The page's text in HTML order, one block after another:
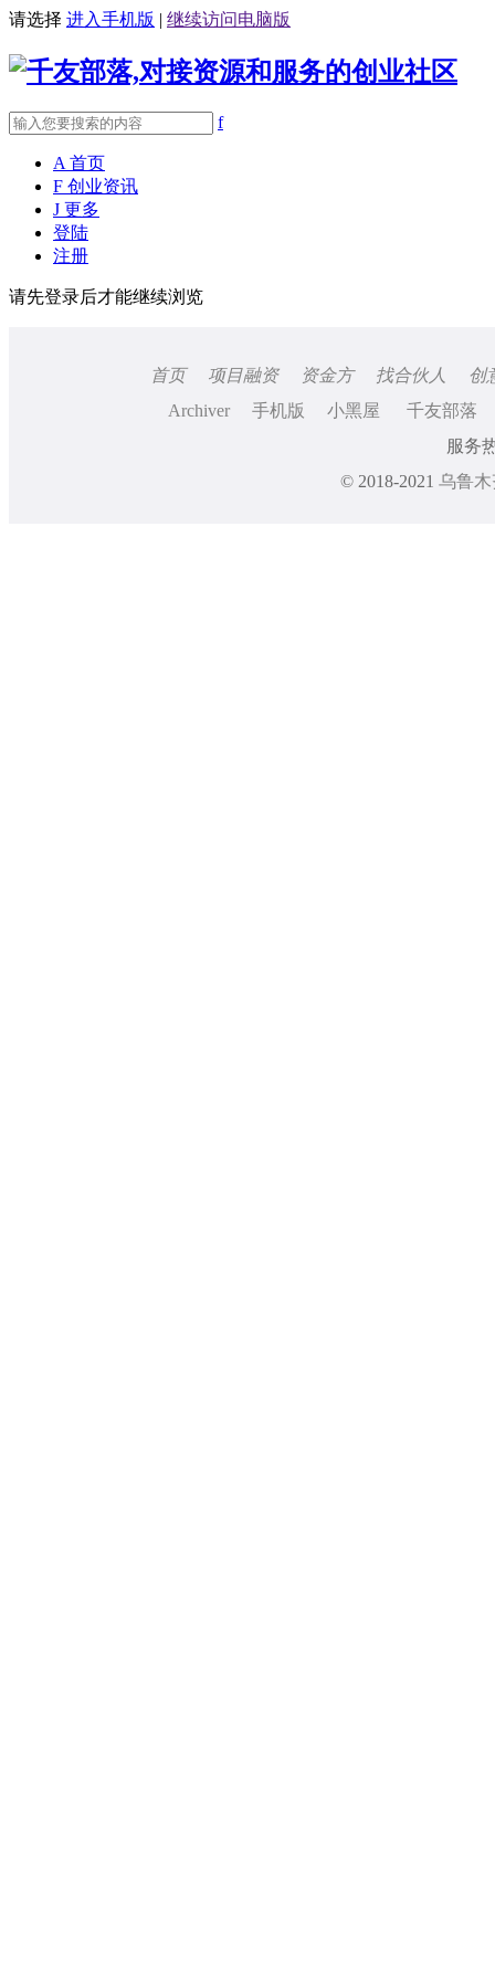
请选择 进入手机版 | 继续访问电脑版
f
A 首页
F 创业资讯
J 更多
登陆
注册
请先登录后才能继续浏览
首页 项目融资 资金方 找合伙人
创
Archiver
手机版 小黑屋
千友部落
服务
© 2018-2021 乌鲁